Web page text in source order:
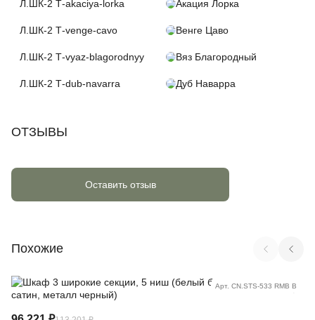
Л.ШК-2 Т-akaciya-lorka Акация Лорка
Л.ШК-2 Т-venge-cavo Венге Цаво
Л.ШК-2 Т-vyaz-blagorodnyy Вяз Благородный
Л.ШК-2 Т-dub-navarra Дуб Наварра
ОТЗЫВЫ
Оставить отзыв
Похожие
Арт. CN.STS-533 RMB B